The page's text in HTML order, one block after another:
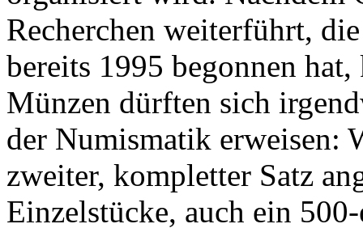
Recherchen weiterführt,
bereits 1995 begonnen
Münzen dürften sich
der Numismatik erweisen:
zweiter, kompletter Satz
Einzelstücke, auch ein